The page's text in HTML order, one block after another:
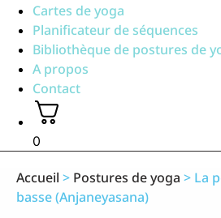
Cartes de yoga
Planificateur de séquences
Bibliothèque de postures de
A propos
Contact
0
Accueil > Postures de yoga > La
basse (Anjaneyasana)